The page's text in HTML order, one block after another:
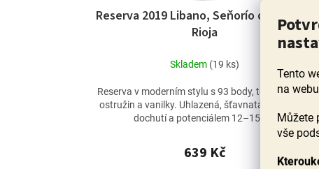
Tento
na
Můžete
vše
Reserva 2019 Libano, Seňorío de Líbano,
Rioja
Skladem (19 ks)
639 Kč
Reserva v moderním stylu s 93 body, tóny švestek,
ostružin a vanilky. Uhlazená, šťavnatá, s dlouhou
dochutí a potenciálem 12–15 let.